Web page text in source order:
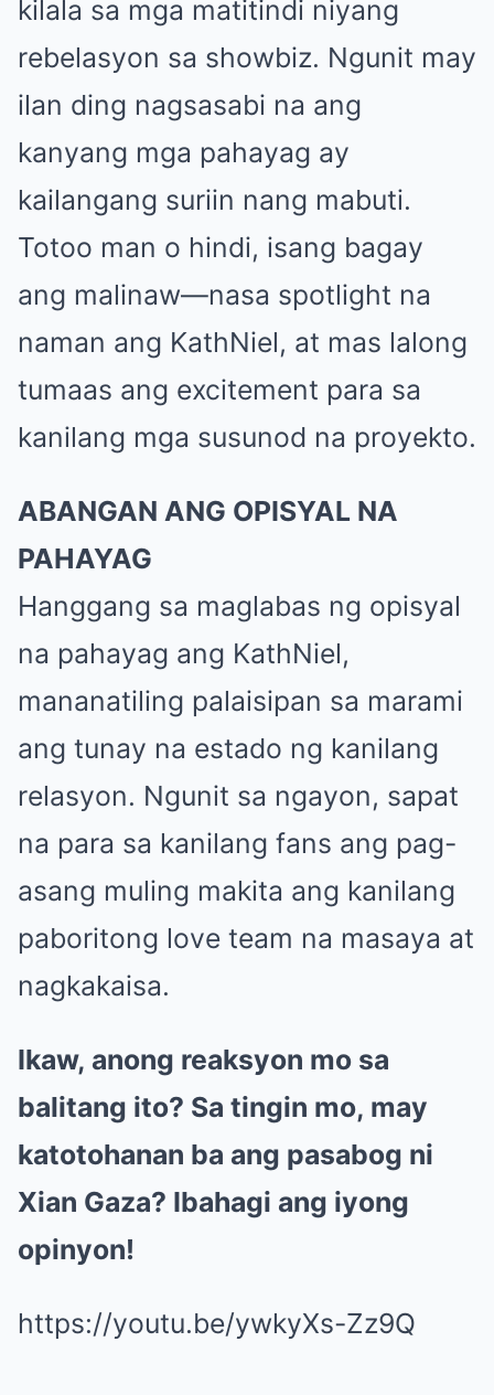
kilala sa mga matitindi niyang
rebelasyon sa showbiz. Ngunit may
ilan ding nagsasabi na ang
kanyang mga pahayag ay
kailangang suriin nang mabuti.
Totoo man o hindi, isang bagay
ang malinaw—nasa spotlight na
naman ang KathNiel, at mas lalong
tumaas ang excitement para sa
kanilang mga susunod na proyekto.
ABANGAN ANG OPISYAL NA
PAHAYAG
Hanggang sa maglabas ng opisyal
na pahayag ang KathNiel,
mananatiling palaisipan sa marami
ang tunay na estado ng kanilang
relasyon. Ngunit sa ngayon, sapat
na para sa kanilang fans ang pag-
asang muling makita ang kanilang
paboritong love team na masaya at
nagkakaisa.
Ikaw, anong reaksyon mo sa
balitang ito? Sa tingin mo, may
katotohanan ba ang pasabog ni
Xian Gaza? Ibahagi ang iyong
opinyon!
https://youtu.be/ywkyXs-Zz9Q